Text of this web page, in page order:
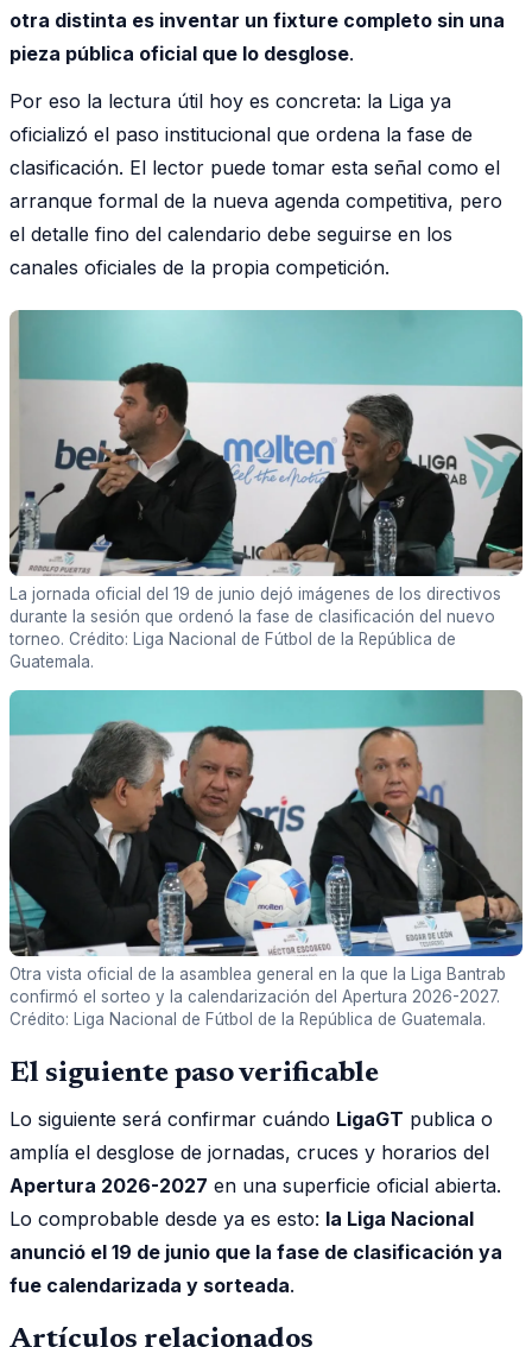
otra distinta es inventar un fixture completo sin una
pieza pública oficial que lo desglose.
Por eso la lectura útil hoy es concreta: la Liga ya
oficializó el paso institucional que ordena la fase de
clasificación. El lector puede tomar esta señal como el
arranque formal de la nueva agenda competitiva, pero
el detalle fino del calendario debe seguirse en los
canales oficiales de la propia competición.
La jornada oficial del 19 de junio dejó imágenes de los directivos
durante la sesión que ordenó la fase de clasificación del nuevo
torneo. Crédito: Liga Nacional de Fútbol de la República de
Guatemala.
Otra vista oficial de la asamblea general en la que la Liga Bantrab
confirmó el sorteo y la calendarización del Apertura 2026-2027.
Crédito: Liga Nacional de Fútbol de la República de Guatemala.
El siguiente paso verificable
Lo siguiente será confirmar cuándo LigaGT publica o
amplía el desglose de jornadas, cruces y horarios del
Apertura 2026-2027 en una superficie oficial abierta.
Lo comprobable desde ya es esto: la Liga Nacional
anunció el 19 de junio que la fase de clasificación ya
fue calendarizada y sorteada.
Artículos relacionados